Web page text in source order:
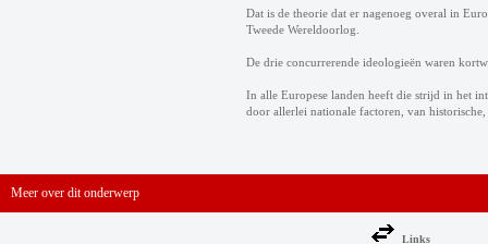
Dat is de theorie dat er nagenoeg overal in
Tweede Wereldoorlog.
De drie concurrerende ideologieën waren
In alle Europese landen heeft die strijd in het
door allerlei nationale factoren, van
Meer over dit onderwerp
Links